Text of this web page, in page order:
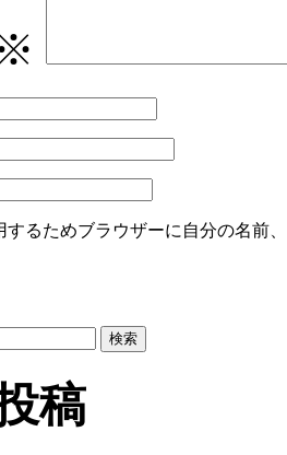
するためブラウザーに自分の名前
稿